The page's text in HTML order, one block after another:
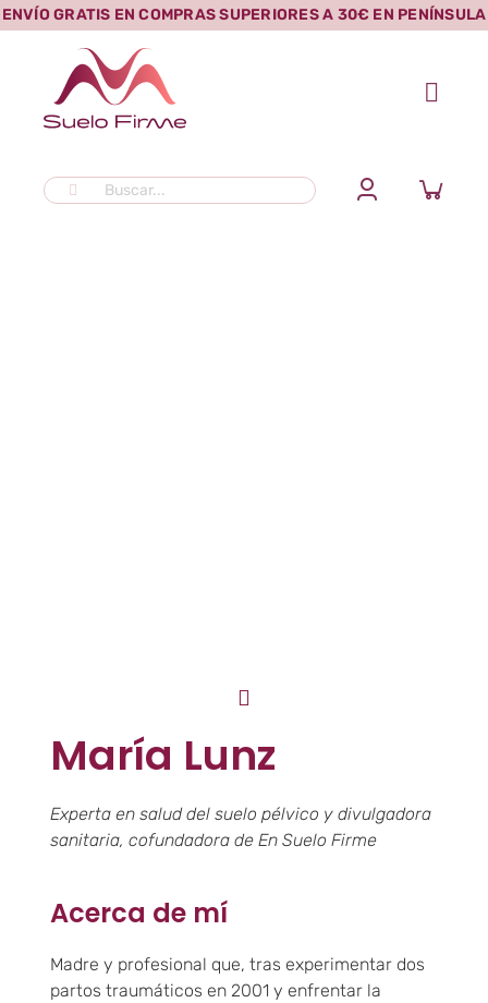
Saltar
al
contenido
ENVÍO GRATIS EN COMPRAS SUPERIORES A 30€ EN PENÍNSULA
Buscar:
María Lunz
Experta en salud del suelo pélvico y divulgadora
sanitaria, cofundadora de En Suelo Firme
Acerca de mí
Madre y profesional que, tras experimentar dos
partos traumáticos en 2001 y enfrentar la